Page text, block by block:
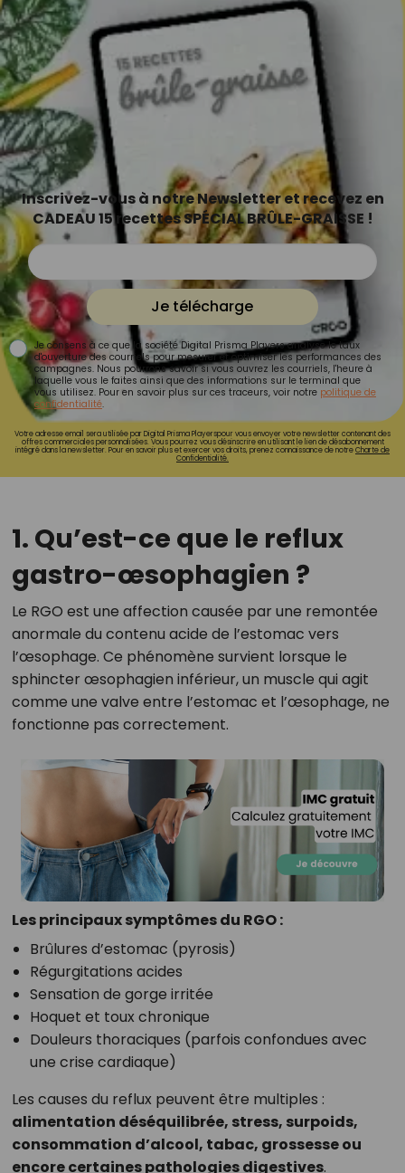
Inscrivez-vous à notre Newsletter et recevez en
CADEAU 15 recettes SPÉCIAL BRÛLE-GRAISSE !
Je télécharge
Je consens à ce que la société Digital Prisma Players analyse le taux
d'ouverture des courriels pour mesurer et optimiser les performances des
campagnes. Nous pourrons savoir si vous ouvrez les courriels, l'heure à
laquelle vous le faites ainsi que des informations sur le terminal que
vous utilisez. Pour en savoir plus sur ces traceurs, voir notre politique de
confidentialité.
Votre adresse email sera utilisée par Digital Prisma Playerspour vous envoyer votre newsletter contenant des
offres commerciales personnalisées. Vous pourrez vous désinscrire en utilisant le lien de désabonnement
intégré dans la newsletter. Pour en savoir plus et exercer vos droits, prenez connaissance de notreCharte de
Confidentialité.
1. Qu’est-ce que le reflux
gastro-œsophagien ?
Le RGO est une affection causée par une remontée
anormale du contenu acide de l’estomac vers
l’œsophage. Ce phénomène survient lorsque le
sphincter œsophagien inférieur, un muscle qui agit
comme une valve entre l’estomac et l’œsophage, ne
fonctionne pas correctement.
Les principaux symptômes du RGO :
Brûlures d’estomac (pyrosis)
Régurgitations acides
Sensation de gorge irritée
Hoquet et toux chronique
Douleurs thoraciques (parfois confondues avec
une crise cardiaque)
Les causes du reflux peuvent être multiples :
alimentation déséquilibrée, stress, surpoids,
consommation d’alcool, tabac, grossesse ou
encore certaines pathologies digestives.